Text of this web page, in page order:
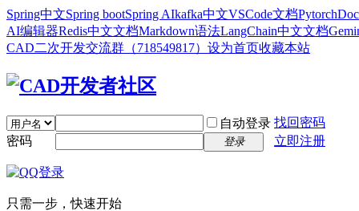
Spring中文Spring bootSpring AIkafka中文VSCode文档Pytorch
AI编辑器Redis中文文档Markdown语法LangChain中文文档
CAD二次开发交流群（718549817） 设为首页收藏本站
自动登录 找回密码
密码
登录 立即注册
只需一步，快速开始